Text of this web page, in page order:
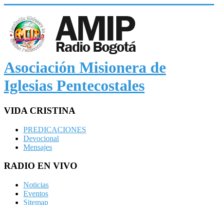
Asociación Misionera de
Iglesias Pentecostales
VIDA CRISTINA
PREDICACIONES
Devocional
Mensajes
RADIO EN VIVO
Noticias
Eventos
Sitemap